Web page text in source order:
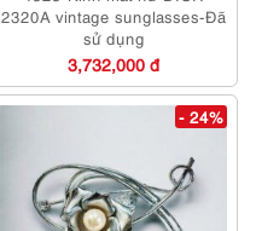
2320A vintage sunglasses-Đã
sử dụng
3,732,000 đ
- 24%